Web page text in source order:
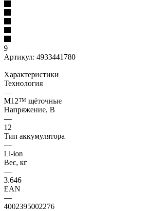
9
Артикул: 4933441780
Характеристики
Технология
—
M12™ щёточные
Напряжение, В
—
12
Тип аккумулятора
—
Li-ion
Вес, кг
—
3.646
EAN
—
4002395002276